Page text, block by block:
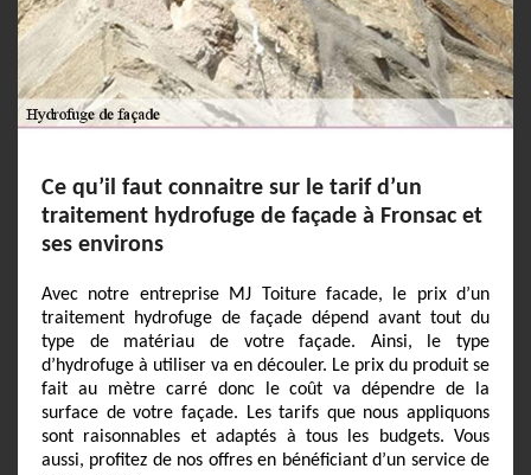
Ce qu’il faut connaitre sur le tarif d’un
traitement hydrofuge de façade à Fronsac et
ses environs
Avec notre entreprise MJ Toiture facade, le prix d’un
traitement hydrofuge de façade dépend avant tout du
type de matériau de votre façade. Ainsi, le type
d’hydrofuge à utiliser va en découler. Le prix du produit se
fait au mètre carré donc le coût va dépendre de la
surface de votre façade. Les tarifs que nous appliquons
sont raisonnables et adaptés à tous les budgets. Vous
aussi, profitez de nos offres en bénéficiant d’un service de